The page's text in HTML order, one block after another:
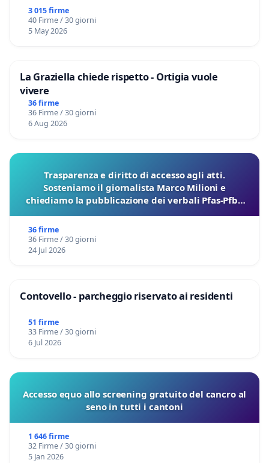
3 015 firme
40 Firme / 30 giorni
5 May 2026
La Graziella chiede rispetto - Ortigia vuole
vivere
36 firme
36 Firme / 30 giorni
6 Aug 2026
Trasparenza e diritto di accesso agli atti.
Sosteniamo il giornalista Marco Milioni e
chiediamo la pubblicazione dei verbali Pfas-Pfba
36 firme
36 Firme / 30 giorni
24 Jul 2026
Contovello - parcheggio riservato ai residenti
51 firme
33 Firme / 30 giorni
6 Jul 2026
Accesso equo allo screening gratuito del cancro al
seno in tutti i cantoni
1 646 firme
32 Firme / 30 giorni
5 Jan 2026